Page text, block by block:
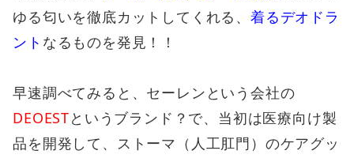
ゆる匂いを徹底カットしてくれる、 着るデオドラ
ント なるものを発見！！
早速調べてみると、セーレンという会社の
DEOESTというブランド？で、当初は医療向け製
品を開発して、ストーマ（人工肛門）のケアグッ